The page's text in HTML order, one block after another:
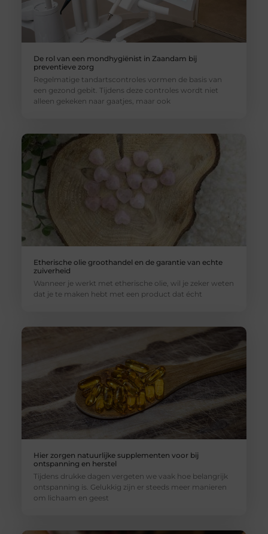
De rol van een mondhygiënist in Zaandam bij
preventieve zorg
Regelmatige tandartscontroles vormen de basis van
een gezond gebit. Tijdens deze controles wordt niet
alleen gekeken naar gaatjes, maar ook
Etherische olie groothandel en de garantie van echte
zuiverheid
Wanneer je werkt met etherische olie, wil je zeker weten
dat je te maken hebt met een product dat écht
Hier zorgen natuurlijke supplementen voor bij
ontspanning en herstel
Tijdens drukke dagen vergeten we vaak hoe belangrijk
ontspanning is. Gelukkig zijn er steeds meer manieren
om lichaam en geest